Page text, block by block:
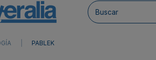
PABLEK